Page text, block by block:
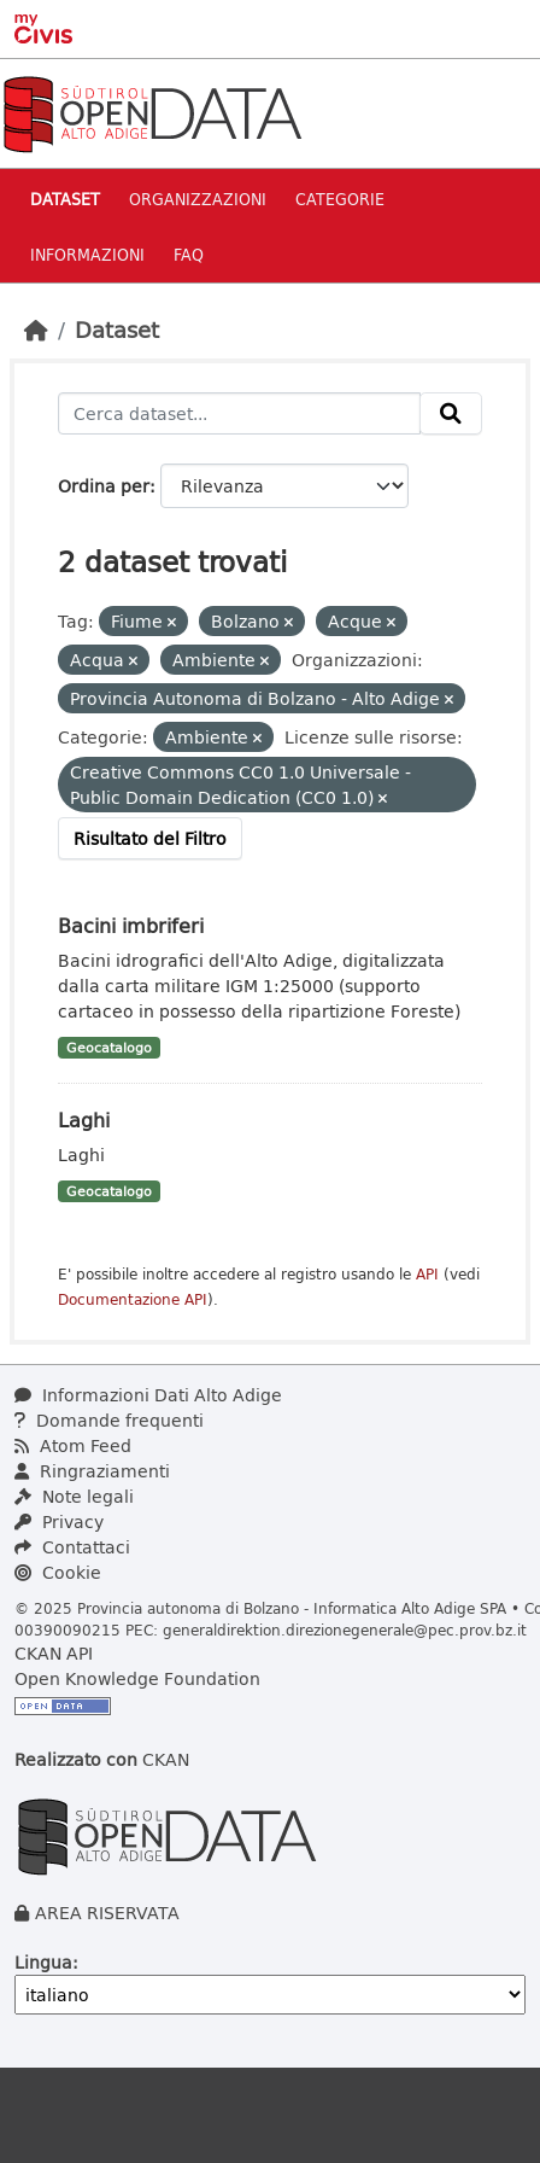
Skip to main content
DATASET ORGANIZZAZIONI CATEGORIE
INFORMAZIONI FAQ
Dataset
Ordina per
2 dataset trovati
Tag: Fiume Bolzano
Acque
Acqua
Ambiente
Organizzazioni:
Provincia Autonoma di Bolzano - Alto Adige
Categorie:
Ambiente
Licenze sulle risorse:
Creative Commons CC0 1.0 Universale -
Public Domain Dedication (CC0 1.0)
Risultato del Filtro
Bacini imbriferi
Bacini idrografici dell'Alto Adige, digitalizzata
dalla carta militare IGM 1:25000 (supporto
cartaceo in possesso della ripartizione Foreste)
Geocatalogo
Laghi
Laghi
Geocatalogo
E' possibile inoltre accedere al registro usando le API (vedi
Documentazione API).
Informazioni Dati Alto Adige
Domande frequenti
Atom Feed
Ringraziamenti
Note legali
Privacy
Contattaci
Cookie
© 2025 Provincia autonoma di Bolzano - Informatica Alto Adige SPA •
00390090215 PEC: generaldirektion.direzionegenerale@pec.prov.bz.it
CKAN API
Open Knowledge Foundation
Realizzato conCKAN
AREA RISERVATA
Lingua